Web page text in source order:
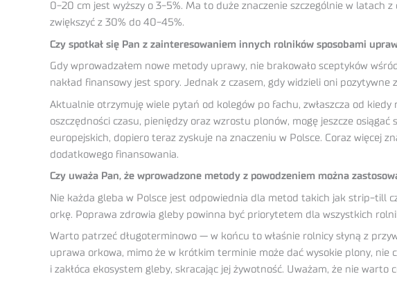
0-20 cm jest wyższy o 3-5%. Ma to duże znaczenie szczególnie w latach
zwiększyć z 30% do 40-45%.
Czy spotkał się Pan z zainteresowaniem innych rolników sposobami
Gdy wprowadzałem nowe metody uprawy, nie brakowało sceptyków
nakład finansowy jest spory. Jednak z czasem, gdy widzieli oni
Aktualnie otrzymuję wiele pytań od kolegów po fachu, zwłaszcza od
oszczędności czasu, pieniędzy oraz wzrostu plonów, mogę jeszcze
europejskich, dopiero teraz zyskuje na znaczeniu w Polsce. Coraz więcej
dodatkowego finansowania.
Czy uważa Pan, że wprowadzone metody z powodzeniem można
Nie każda gleba w Polsce jest odpowiednia dla metod takich jak strip-till
orkę. Poprawa zdrowia gleby powinna być priorytetem dla wszystkich
Warto patrzeć długoterminowo — w końcu to właśnie rolnicy słyną z
uprawa orkowa, mimo że w krótkim terminie może dać wysokie plony, nie
i zakłóca ekosystem gleby, skracając jej żywotność. Uważam, że nie